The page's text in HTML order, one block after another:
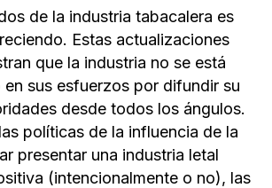
de la industria tabacalera es
Estas actualizaciones
que la industria no se está
en sus esfuerzos por difundir su
desde todos los ángulos.
políticas de la influencia de la
presentar una industria letal
(intencionalmente o no), las